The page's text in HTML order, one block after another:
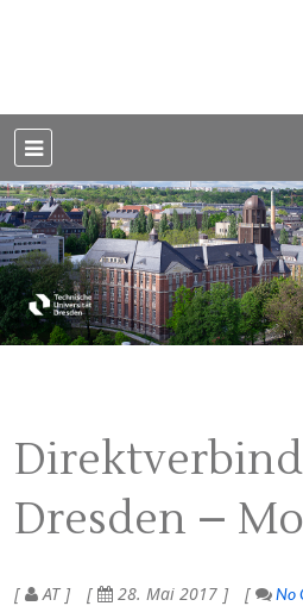
Dresden –
AT 28. Mai 2017 No